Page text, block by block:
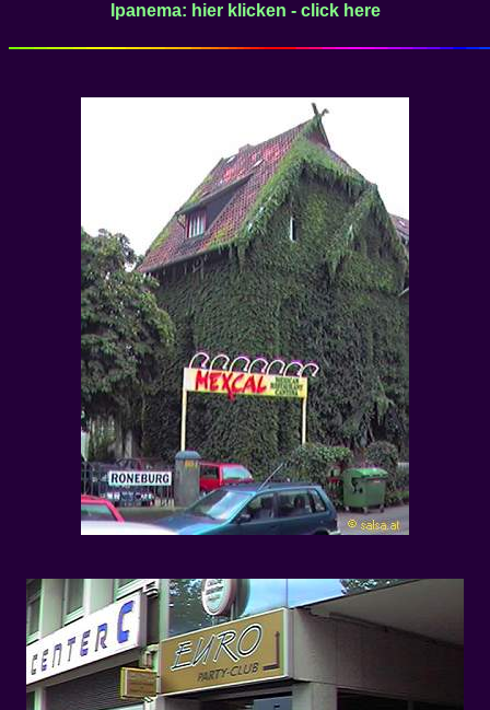
Ipanema: hier klicken - click here